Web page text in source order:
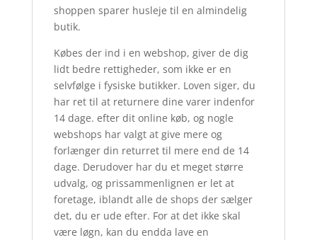
shoppen sparer husleje til en almindelig
butik.
Købes der ind i en webshop, giver de dig
lidt bedre rettigheder, som ikke er en
selvfølge i fysiske butikker. Loven siger, du
har ret til at returnere dine varer indenfor
14 dage. efter dit online køb, og nogle
webshops har valgt at give mere og
forlænger din returret til mere end de 14
dage. Derudover har du et meget større
udvalg, og prissammenlignen er let at
foretage, iblandt alle de shops der sælger
det, du er ude efter. For at det ikke skal
være løgn, kan du endda lave en